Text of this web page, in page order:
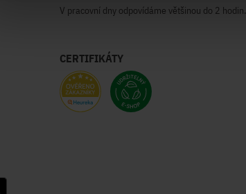
V pracovní dny odpovídáme většinou do 2 hodin.
CERTIFIKÁTY